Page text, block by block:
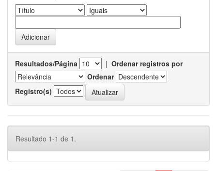
Resultados/Página | Ordenar registros por
Ordenar
Registro(s)
Resultado 1-1 de 1.